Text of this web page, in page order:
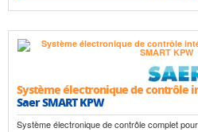
Système électronique de contrôle
Saer SMART KPW
Système électronique de contrôle complet